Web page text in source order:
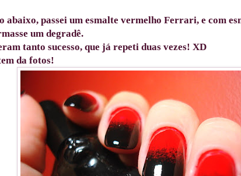
abaixo, passei um esmalte vermelho Ferrari, e com
um degradê.
tanto sucesso, que já repeti duas vezes! XD
da fotos!